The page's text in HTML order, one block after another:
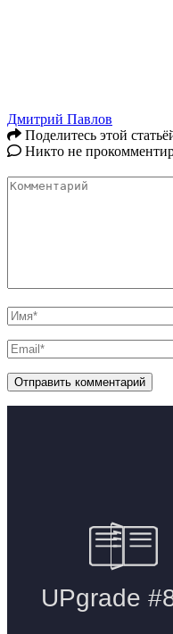
Дмитрий Павлов
Поделитесь этой
Никто не